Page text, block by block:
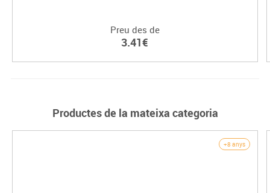
Preu des de
3.41€
Productes de la mateixa categoria
+8 anys